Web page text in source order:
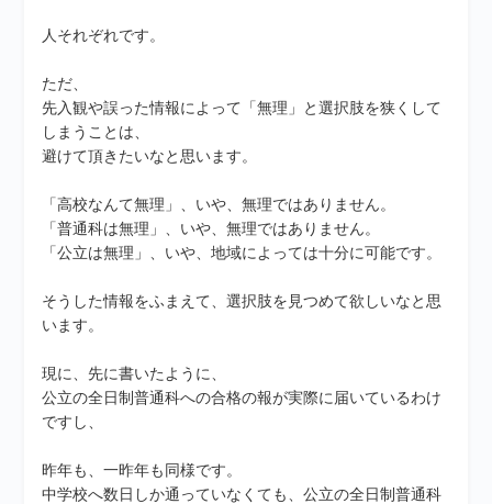
人それぞれです。
ただ、
先入観や誤った情報によって「無理」と選択肢を狭くして
しまうことは、
避けて頂きたいなと思います。
「高校なんて無理」、いや、無理ではありません。
「普通科は無理」、いや、無理ではありません。
「公立は無理」、いや、地域によっては十分に可能です。
そうした情報をふまえて、選択肢を見つめて欲しいなと思
います。
現に、先に書いたように、
公立の全日制普通科への合格の報が実際に届いているわけ
ですし、
昨年も、一昨年も同様です。
中学校へ数日しか通っていなくても、公立の全日制普通科